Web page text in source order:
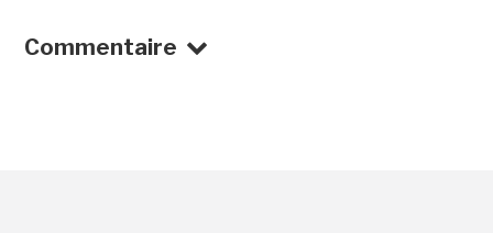
Commentaire